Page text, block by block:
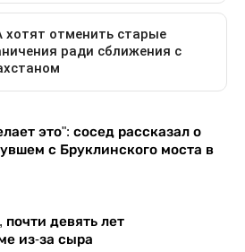
это": сосед рассказал о
с Бруклинского моста в
девять лет
из-за сыра